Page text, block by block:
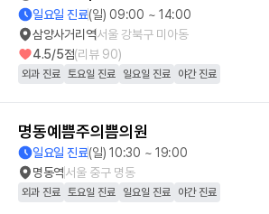
일요일 진료(일) 09:00 ~ 14:00
삼양사거리역서울 강북구 미아동
4.5/5점(리뷰 90)
외과 진료 토요일 진료 일요일 진료 야간 진료
명동예쁨주의쁨의원
일요일 진료(일) 10:30 ~ 19:00
명동역서울 중구 명동
외과 진료 토요일 진료 일요일 진료 야간 진료